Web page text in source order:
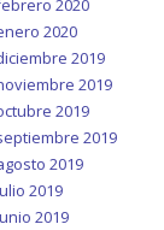
2020
2020
2019
2019
2019
2019
2019
2019
2019